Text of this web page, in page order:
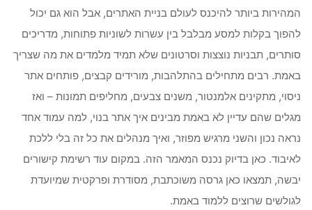
המהירות ביותר להיכנס לעולם בניית האתרים, אבל הוא גם יכול
להפוך בקלות למסע מבלבל בין עשרות לשוניות פתוחות, מדריכים
סותרים, תבניות נוצצות וסרטונים שלא תמיד מלמדים את מה שצריך
באמת. רבים מתחילים בהתלהבות, מורידים קבצים, פותחים אתר
ניסוי, מתקינים אלמנטור, משנים צבעים, מחליפים תמונות – ואז
מגלים שהם עדיין לא באמת מבינים איך אתר בנוי, למה עמוד אחד
נראה נכון והשני מרגיש מפוזר, ואיך מנהלים את כל זה בלי ללכת
לאיבוד. כאן בדיוק נכנס המאמר הזה. במקום עוד רשימת קישורים
יבשה, תמצאו כאן גרסה משוכתבת, מסודרת ופרקטית שמיועדת
לגולשים שרוצים ללמוד באמת.